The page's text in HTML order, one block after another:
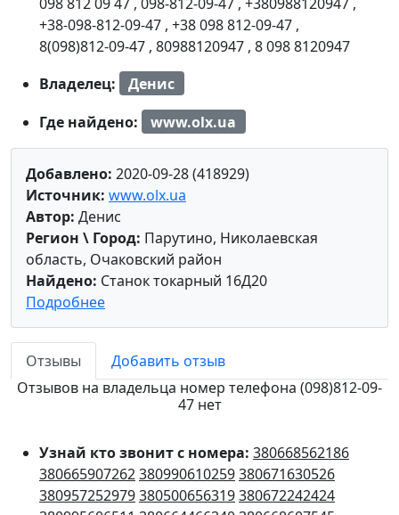
+38-098-812-09-47 , +38 098 812-09-47 ,
8(098)812-09-47 , 80988120947 , 8 098 8120947
Владелец:
Денис
Где найдено:
www.olx.ua
Добавлено: 2020-09-28 (418929)
Источник: www.olx.ua
Автор: Денис
Регион \ Город: Парутино, Николаевская
область, Очаковский район
Найдено: Станок токарный 16Д20
Подробнее
Отзывы
Добавить отзыв
Отзывов на владельца номер телефона (098)812-09-
47 нет
Узнай кто звонит с номера: 380668562186
380665907262380990610259380671630526
380957252979380500656319380672242424